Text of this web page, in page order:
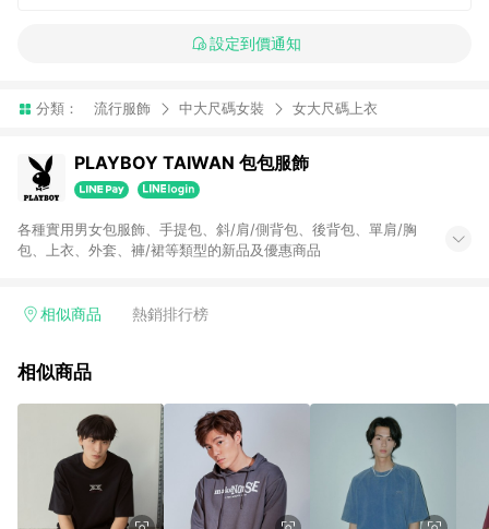
設定到價通知
分類： 流行服飾 中大尺碼女裝 女大尺碼上衣
PLAYBOY TAIWAN 包包服飾
各種實用男女包服飾、手提包、斜/肩/側背包、後背包、單肩/胸
包、上衣、外套、褲/裙等類型的新品及優惠商品
相似商品 熱銷排行榜
相似商品